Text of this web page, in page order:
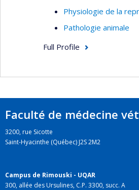
Physiologie de la
Pathologie animale
Full Profile
Faculté de médecine
3200, rue Sicotte
Saint-Hyacinthe (Québec) J2S 2M2
Campus de Rimouski - UQAR
300, allée des Ursulines, C.P. 3300, succ. A